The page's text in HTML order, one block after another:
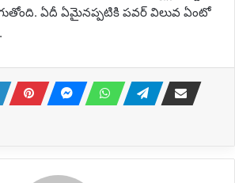
ఏదీ ఏమైనప్పటికి పవర్ విలువ ఏంటో